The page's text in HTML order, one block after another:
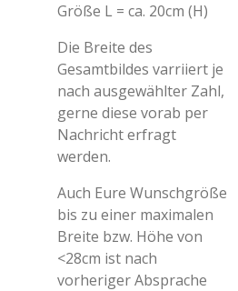
Größe L = ca. 20cm (H)
Die Breite des
Gesamtbildes varriiert je
nach ausgewählter Zahl,
gerne diese vorab per
Nachricht erfragt
werden.
Auch Eure Wunschgröße
bis zu einer maximalen
Breite bzw. Höhe von
<28cm ist nach
vorheriger Absprache